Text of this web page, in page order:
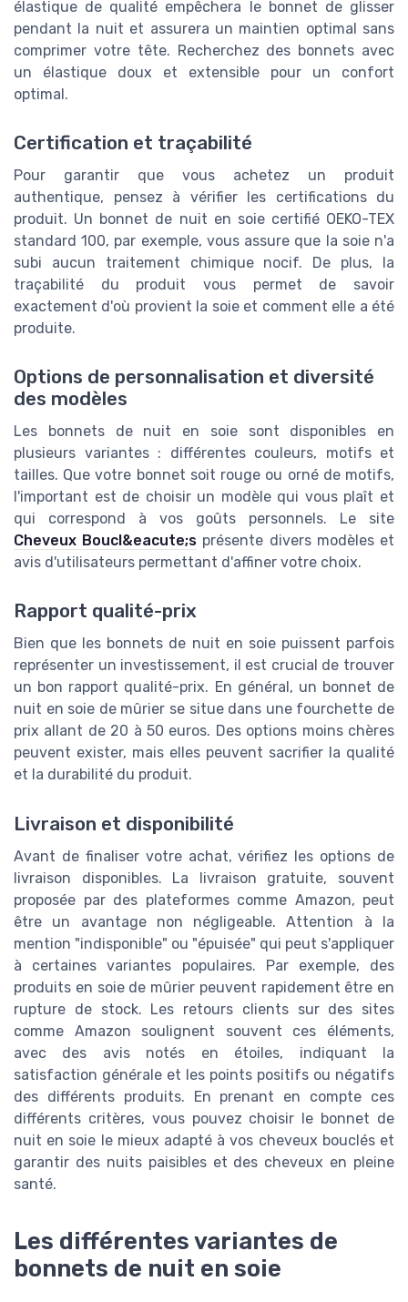
élastique de qualité empêchera le bonnet de glisser
pendant la nuit et assurera un maintien optimal sans
comprimer votre tête. Recherchez des bonnets avec
un élastique doux et extensible pour un confort
optimal.
Certification et traçabilité
Pour garantir que vous achetez un produit
authentique, pensez à vérifier les certifications du
produit. Un bonnet de nuit en soie certifié OEKO-TEX
standard 100, par exemple, vous assure que la soie n'a
subi aucun traitement chimique nocif. De plus, la
traçabilité du produit vous permet de savoir
exactement d'où provient la soie et comment elle a été
produite.
Options de personnalisation et diversité
des modèles
Les bonnets de nuit en soie sont disponibles en
plusieurs variantes : différentes couleurs, motifs et
tailles. Que votre bonnet soit rouge ou orné de motifs,
l'important est de choisir un modèle qui vous plaît et
qui correspond à vos goûts personnels. Le site
Cheveux Boucl&eacute;s présente divers modèles et
avis d'utilisateurs permettant d'affiner votre choix.
Rapport qualité-prix
Bien que les bonnets de nuit en soie puissent parfois
représenter un investissement, il est crucial de trouver
un bon rapport qualité-prix. En général, un bonnet de
nuit en soie de mûrier se situe dans une fourchette de
prix allant de 20 à 50 euros. Des options moins chères
peuvent exister, mais elles peuvent sacrifier la qualité
et la durabilité du produit.
Livraison et disponibilité
Avant de finaliser votre achat, vérifiez les options de
livraison disponibles. La livraison gratuite, souvent
proposée par des plateformes comme Amazon, peut
être un avantage non négligeable. Attention à la
mention "indisponible" ou "épuisée" qui peut s'appliquer
à certaines variantes populaires. Par exemple, des
produits en soie de mûrier peuvent rapidement être en
rupture de stock. Les retours clients sur des sites
comme Amazon soulignent souvent ces éléments,
avec des avis notés en étoiles, indiquant la
satisfaction générale et les points positifs ou négatifs
des différents produits. En prenant en compte ces
différents critères, vous pouvez choisir le bonnet de
nuit en soie le mieux adapté à vos cheveux bouclés et
garantir des nuits paisibles et des cheveux en pleine
santé.
Les différentes variantes de
bonnets de nuit en soie